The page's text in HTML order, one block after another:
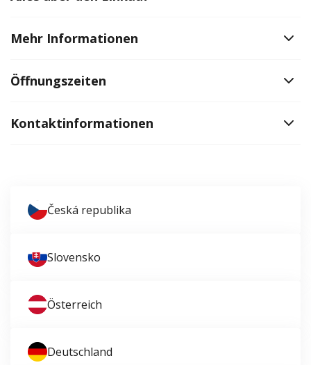
Mehr Informationen
Öffnungszeiten
Kontaktinformationen
Česká republika
Slovensko
Österreich
Deutschland